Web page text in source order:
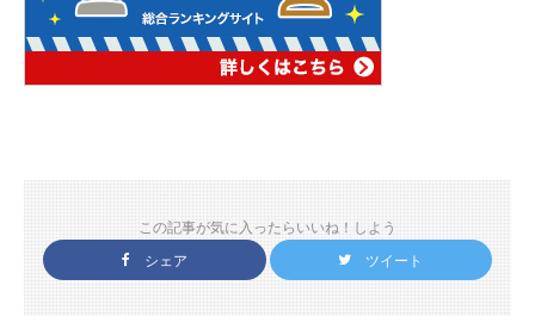
この記事が気に入ったらいいね！しよう
シェア
ツイート